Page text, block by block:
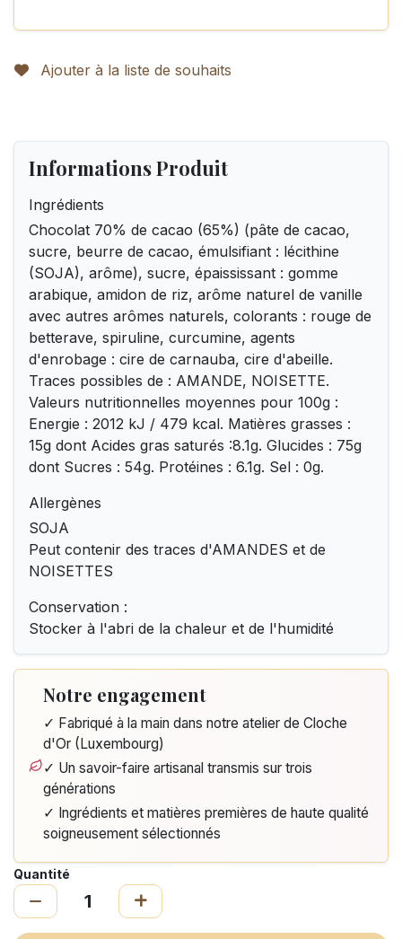
Ajouter à la liste de souhaits
Informations Produit
Ingrédients
Chocolat 70% de cacao (65%) (pâte de cacao,
sucre, beurre de cacao, émulsifiant : lécithine
(SOJA), arôme), sucre, épaississant : gomme
arabique, amidon de riz, arôme naturel de vanille
avec autres arômes naturels, colorants : rouge de
betterave, spiruline, curcumine, agents
d'enrobage : cire de carnauba, cire d'abeille.
Traces possibles de : AMANDE, NOISETTE.
Valeurs nutritionnelles moyennes pour 100g :
Energie : 2012 kJ / 479 kcal. Matières grasses :
15g dont Acides gras saturés :8.1g. Glucides : 75g
dont Sucres : 54g. Protéines : 6.1g. Sel : 0g.
Allergènes
SOJA
Peut contenir des traces d'AMANDES et de
NOISETTES
Conservation :
Stocker à l'abri de la chaleur et de l'humidité
Notre engagement
✓ Fabriqué à la main dans notre atelier de Cloche
d'Or (Luxembourg)
✓ Un savoir-faire artisanal transmis sur trois
générations
✓ Ingrédients et matières premières de haute qualité
soigneusement sélectionnés
Quantité